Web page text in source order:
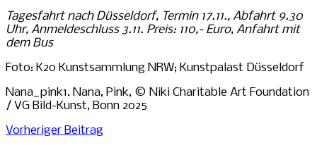
Tagesfahrt nach Düsseldorf, Termin 17.11., Abfahrt 9.30
Uhr, Anmeldeschluss 3.11. Preis: 110,- Euro, Anfahrt mit
dem Bus
Foto: K20 Kunstsammlung NRW; Kunstpalast Düsseldorf
Nana_pink1. Nana, Pink, © Niki Charitable Art Foundation
/ VG Bild-Kunst, Bonn 2025
Beitragsnavigation
Vorheriger Beitrag